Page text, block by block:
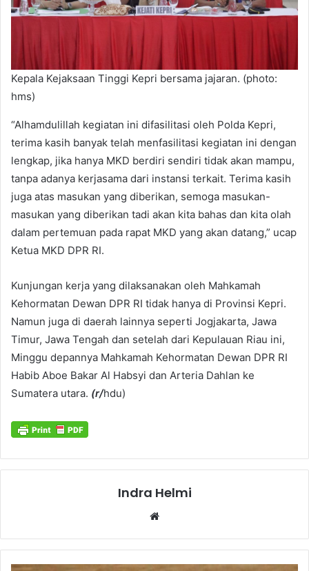
Kepala Kejaksaan Tinggi Kepri bersama jajaran. (photo:
hms)
“Alhamdulillah kegiatan ini difasilitasi oleh Polda Kepri,
terima kasih banyak telah menfasilitasi kegiatan ini dengan
lengkap, jika hanya MKD berdiri sendiri tidak akan mampu,
tanpa adanya kerjasama dari instansi terkait. Terima kasih
juga atas masukan yang diberikan, semoga masukan-
masukan yang diberikan tadi akan kita bahas dan kita olah
dalam pertemuan pada rapat MKD yang akan datang,” ucap
Ketua MKD DPR RI.
Kunjungan kerja yang dilaksanakan oleh Mahkamah
Kehormatan Dewan DPR RI tidak hanya di Provinsi Kepri.
Namun juga di daerah lainnya seperti Jogjakarta, Jawa
Timur, Jawa Tengah dan setelah dari Kepulauan Riau ini,
Minggu depannya Mahkamah Kehormatan Dewan DPR RI
Habib Aboe Bakar Al Habsyi dan Arteria Dahlan ke
Sumatera utara. (r/hdu)
Indra Helmi